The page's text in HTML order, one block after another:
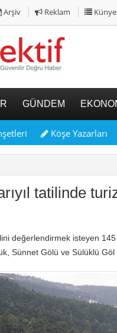
Arşiv Reklam Künye
GÜNDEM
Köşe Yazarları
tatilinde
değerlendirmek isteyen
Sünnet Gölü ve Sülüklü